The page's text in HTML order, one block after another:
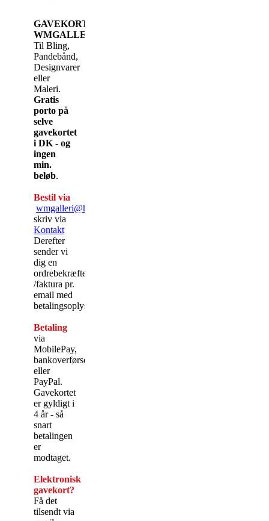
GAVEKORT TIL
WMGALLERI.DK
Til Bling,
Pandebånd,
Designvarer
eller
Maleri.
Gratis
porto på
selve
gavekortet
i DK - og
ingen
min.
beløb.
Bestil via
wmgalleri@hotmail.com
skriv via
Kontakt
Derefter
sender vi
dig en
ordrebekræftelse
/faktura pr.
email med
betalingsoplysninger.
Betaling
via
MobilePay,
bankoverførsel
eller
PayPal.
Gavekortet
er gyldigt i
4 år - så
snart
betalingen
er
modtaget.
Elektronisk
gavekort?
Få det
tilsendt via